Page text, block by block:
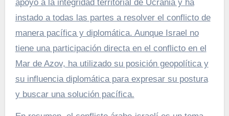
apoyo a la integridad territorial de Ucrania y ha
instado a todas las partes a resolver el conflicto de
manera pacífica y diplomática. Aunque Israel no
tiene una participación directa en el conflicto en el
Mar de Azov, ha utilizado su posición geopolítica y
su influencia diplomática para expresar su postura
y buscar una solución pacífica.